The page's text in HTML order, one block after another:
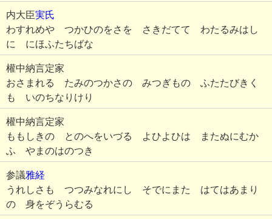
内大臣実氏
わすれめや つかひのをさを さきだてて わたるみはし
に にほふたちばな
權中納言定家
おさまれる たみのつかさの みつぎもの ふたたびきく
も いのちなりけり
權中納言定家
ももしきの とのへをいづる よひよひは またぬにむか
ふ やまのはのつき
参議雅経
うれしさも つつみなれにし そでにまた はてはあまり
の 身をぞうらむる